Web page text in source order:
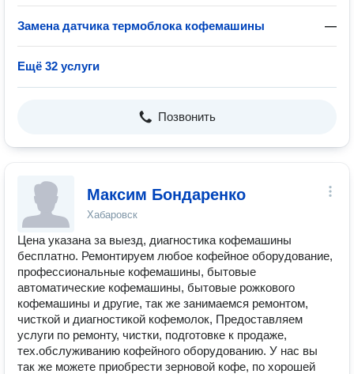
Замена датчика термоблока кофемашины —
Ещё 32 услуги
Позвонить
Максим Бондаренко
Хабаровск
Цена указана за выезд, диагностика кофемашины
бесплатно. Ремонтируем любое кофейное оборудование,
профессиональные кофемашины, бытовые
автоматические кофемашины, бытовые рожкового
кофемашины и другие, так же занимаемся ремонтом,
чисткой и диагностикой кофемолок, Предоставляем
услуги по ремонту, чистки, подготовке к продаже,
тех.обслуживанию кофейного оборудованию. У нас вы
так же можете приобрести зерновой кофе, по хорошей